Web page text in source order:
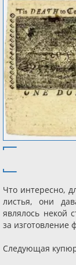
Что интересно,
листья, они
являлось некой
за изготовление
Следующая